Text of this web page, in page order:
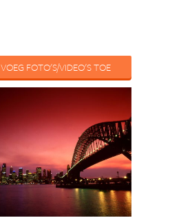
VOEG FOTO'S/VIDEO'S TOE